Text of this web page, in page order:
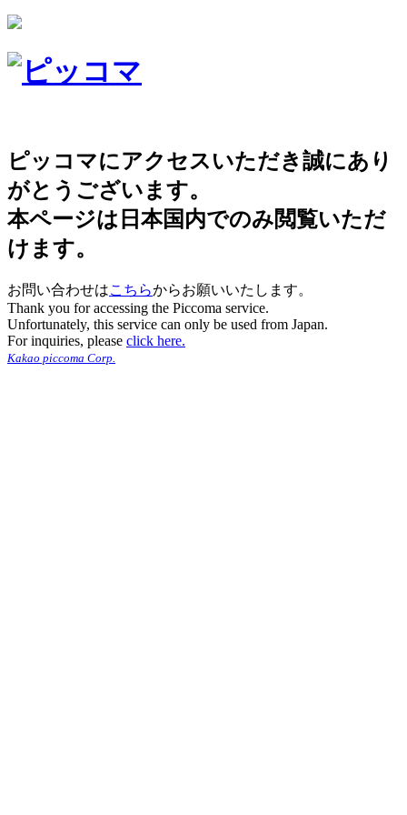
ピッコマにアクセスいただき誠にあり
がとうございます。
本ページは日本国内でのみ閲覧いただ
けます。
お問い合わせはこちらからお願いいたします。
Thank you for accessing the Piccoma service.
Unfortunately, this service can only be used from Japan.
For inquiries, please click here.
Kakao piccoma Corp.